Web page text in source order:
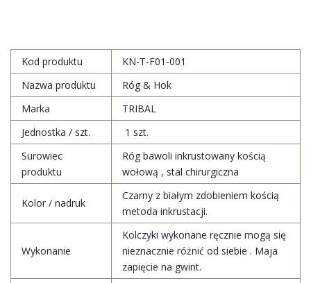
Kod produktu
KN-T-F01-001
Nazwa produktu
Róg & Hok
Marka
TRIBAL
Jednostka / szt.
1 szt.
Surowiec
produktu
Róg bawoli inkrustowany kością
wołową , stal chirurgiczna
Kolor / nadruk
Czarny z białym zdobieniem kością
metoda inkrustacji.
Wykonanie
Kolczyki wykonane ręcznie mogą się
nieznacznie różnić od siebie . Maja
zapięcie na gwint.